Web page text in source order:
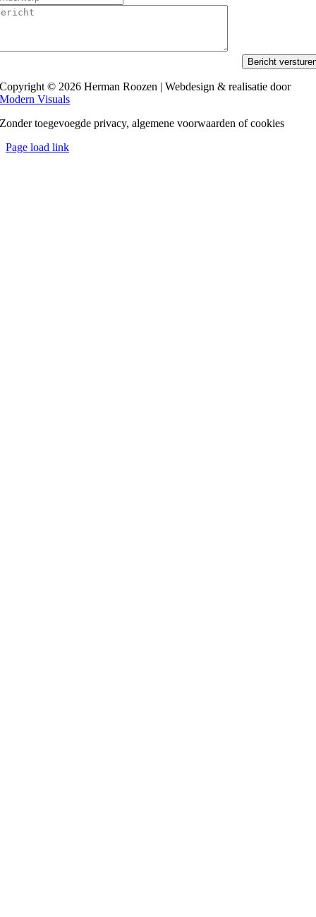
Bericht
Copyright © 2026 Herman Roozen | Webdesign & realisatie door
Modern Visuals
Zonder toegevoegde privacy, algemene voorwaarden of cookies
Page load link